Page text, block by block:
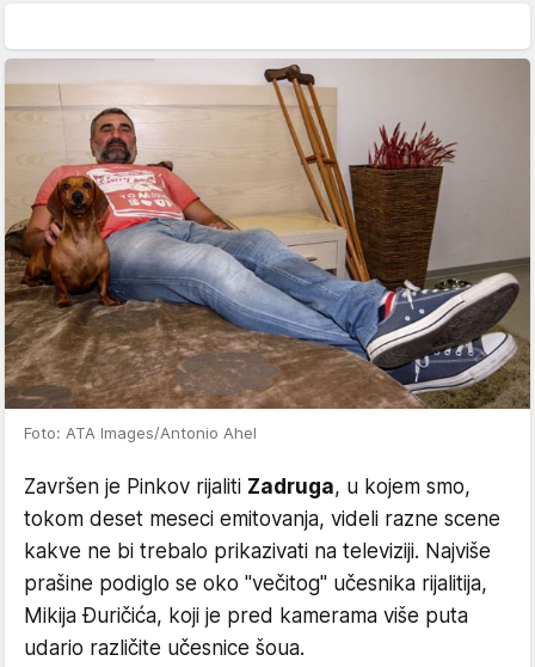
Foto: ATA Images/Antonio Ahel
Završen je Pinkov rijaliti Zadruga, u kojem smo,
tokom deset meseci emitovanja, videli razne scene
kakve ne bi trebalo prikazivati na televiziji. Najviše
prašine podiglo se oko "večitog" učesnika rijalitija,
Mikija Đuričića, koji je pred kamerama više puta
udario različite učesnice šoua.